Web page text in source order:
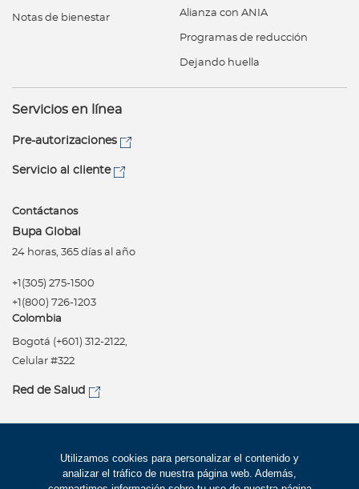
Utilizamos cookies para personalizar el contenido y
analizar el tráfico de nuestra página web. Además,
Notas de bienestar Alianza con ANIA
Programas de reducción
Dejando huella
Servicios en línea
Pre-autorizaciones
Servicio al cliente
Contáctanos
Bupa Global
24 horas, 365 días al año
+1(305) 275-1500
+1(800) 726-1203
Colombia
Bogotá (+601) 312-2122,
Celular #322
Red de Salud
Política de privacidad
Términos de uso